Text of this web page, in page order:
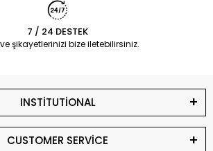
7 / 24 DESTEK
şikayetlerinizi bize iletebilirsiniz.
INSTİTUTİONAL
CUSTOMER SERVİCE